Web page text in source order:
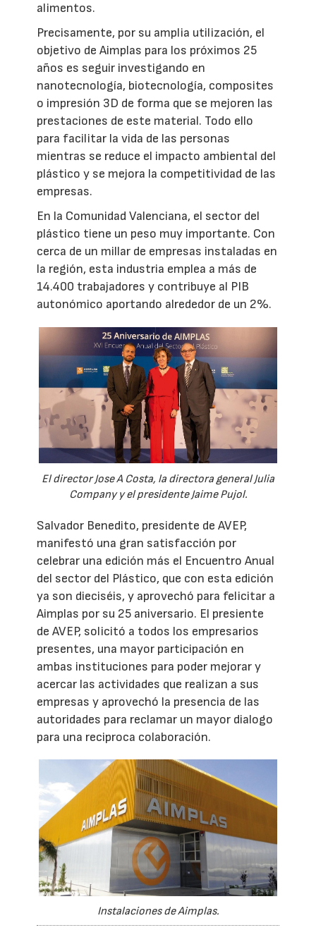
alimentos.
Precisamente, por su amplia utilización, el
objetivo de Aimplas para los próximos 25
años es seguir investigando en
nanotecnología, biotecnología, composites
o impresión 3D de forma que se mejoren las
prestaciones de este material. Todo ello
para facilitar la vida de las personas
mientras se reduce el impacto ambiental del
plástico y se mejora la competitividad de las
empresas.
En la Comunidad Valenciana, el sector del
plástico tiene un peso muy importante. Con
cerca de un millar de empresas instaladas en
la región, esta industria emplea a más de
14.400 trabajadores y contribuye al PIB
autonómico aportando alrededor de un 2%.
El director Jose A Costa, la directora general Julia
Company y el presidente Jaime Pujol.
Salvador Benedito, presidente de AVEP,
manifestó una gran satisfacción por
celebrar una edición más el Encuentro Anual
del sector del Plástico, que con esta edición
ya son dieciséis, y aprovechó para felicitar a
Aimplas por su 25 aniversario. El presiente
de AVEP, solicitó a todos los empresarios
presentes, una mayor participación en
ambas instituciones para poder mejorar y
acercar las actividades que realizan a sus
empresas y aprovechó la presencia de las
autoridades para reclamar un mayor dialogo
para una reciproca colaboración.
Instalaciones de Aimplas.